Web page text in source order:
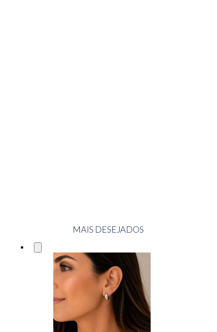
MAIS DESEJADOS